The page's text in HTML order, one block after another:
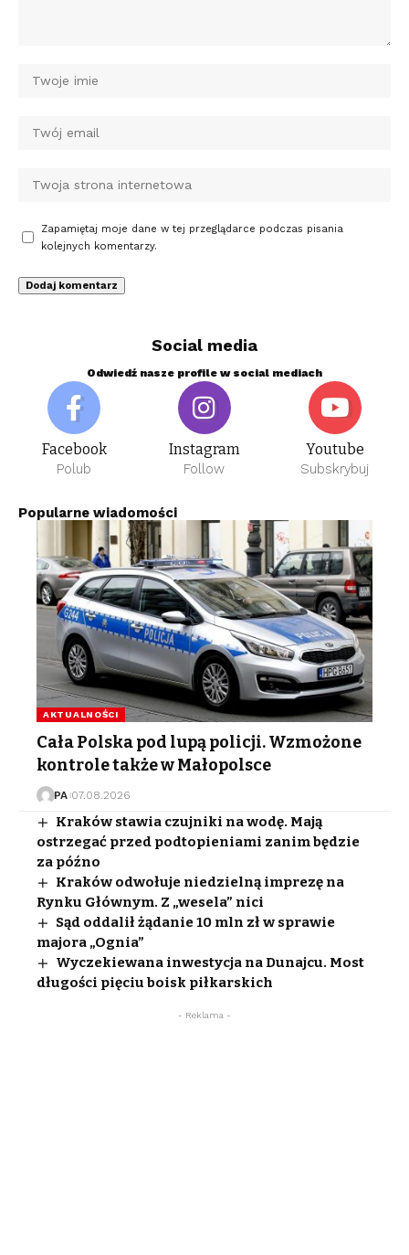
Zapamiętaj moje dane w tej przeglądarce podczas pisania
kolejnych komentarzy.
Social media
Odwiedź nasze profile w social mediach
Facebook
Polub
Instagram
Follow
Youtube
Subskrybuj
Popularne wiadomości
AKTUALNOŚCI
Cała Polska pod lupą policji. Wzmożone
kontrole także w Małopolsce
PA 07.08.2026
Kraków stawia czujniki na wodę. Mają
ostrzegać przed podtopieniami zanim będzie
za późno
Kraków odwołuje niedzielną imprezę na
Rynku Głównym. Z „wesela” nici
Sąd oddalił żądanie 10 mln zł w sprawie
majora „Ognia”
Wyczekiewana inwestycja na Dunajcu. Most
długości pięciu boisk piłkarskich
- Reklama -